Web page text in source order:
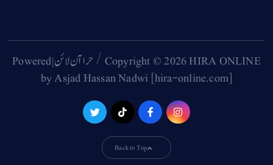
Copyright © 2026 HIRA ONLINE / حرا آن لائن | Powered
by Asjad Hassan Nadwi [hira-online.com]
Back to Top